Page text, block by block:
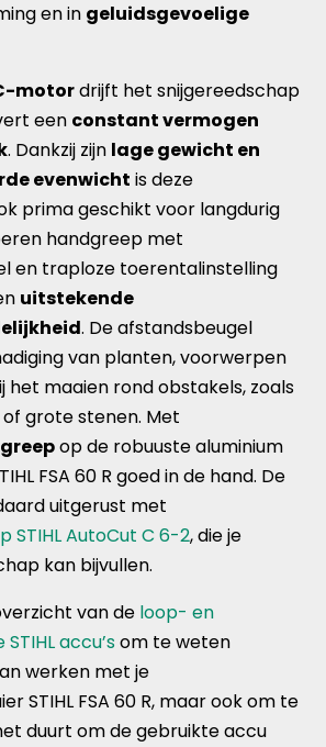
en in geluidsgevoelige
motordrijft het snijgereedschap
een constant vermogen
. Dankzij zijn lage gewicht en
evenwicht is deze
prima geschikt voor langdurig
handgreep met
en traploze toerentalinstelling
uitstekende
. De afstandsbeugel
van planten, voorwerpen
het maaien rond obstakels, zoals
grote stenen. Met
op de robuuste aluminium
FSA 60 R goed in de hand. De
uitgerust met
STIHL AutoCut C 6-2, die je
kan bijvullen.
van de loop- en
accu’som te weten
werken met je
STIHL FSA 60 R, maar ook om te
duurt om de gebruikte accu